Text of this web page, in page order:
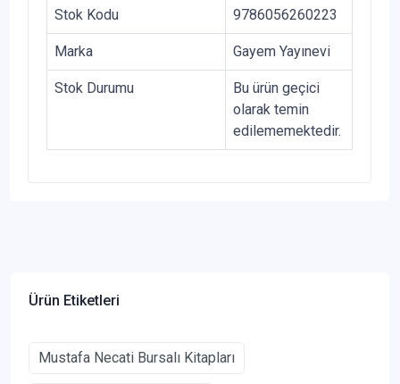
Stok Kodu 9786056260223
Marka Gayem Yayınevi
Stok Durumu
Bu ürün geçici
olarak temin
edilememektedir.
Ürün Etiketleri
Mustafa Necati Bursalı Kitapları